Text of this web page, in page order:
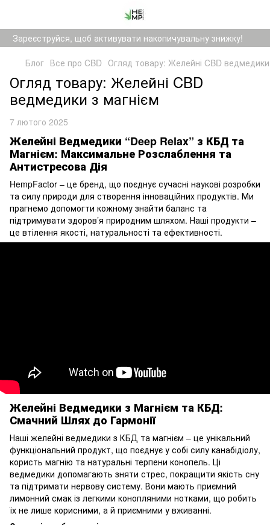
Зареєструйся, щоб активувати накопичувальну знижку!
Блог Все про CBD Огляд товару: Желейні CBD ведмедики
Огляд товару: Желейні CBD
ведмедики з магнієм
7 лютого 2025
Желейні Ведмедики “Deep Relax” з КБД та
Магнієм: Максимальне Розслаблення та
Антистресова Дія
HempFactor – це бренд, що поєднує сучасні наукові розробки
та силу природи для створення інноваційних продуктів. Ми
прагнемо допомогти кожному знайти баланс та
підтримувати здоров’я природним шляхом. Наші продукти –
це втілення якості, натуральності та ефективності.
Желейні Ведмедики з Магнієм та КБД:
Смачний Шлях до Гармонії
Наші желейні ведмедики з КБД та магнієм – це унікальний
функціональний продукт, що поєднує у собі силу канабідіолу,
користь магнію та натуральні терпени конопель. Ці
ведмедики допомагають зняти стрес, покращити якість сну
та підтримати нервову систему. Вони мають приємний
лимонний смак із легкими конопляними нотками, що робить
їх не лише корисними, а й приємними у вживанні.